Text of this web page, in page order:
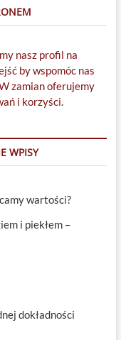
nasz profil na
by wspomóc nas
zamian oferujemy
i korzyści.
WPISY
wartości?
i piekłem –
dokładności